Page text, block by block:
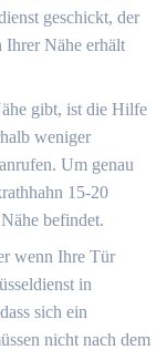
geschickt, der
Ihrer Nähe erhält
gibt, ist die Hilfe
weniger
Um genau
15-20
befindet.
wenn Ihre Tür
in
sich ein
nicht nach dem